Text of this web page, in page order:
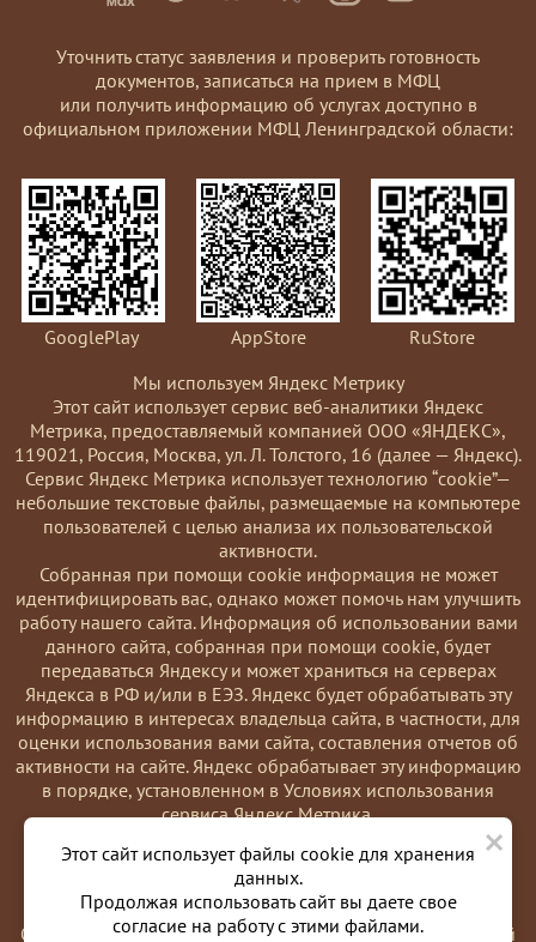
×
Этот сайт использует файлы cookie для хранения
данных.
Продолжая использовать сайт вы даете свое
согласие на работу с этими файлами.
Уточнить статус заявления и проверить готовность
документов, записаться на прием в МФЦ
или получить информацию об услугах доступно в
официальном приложении МФЦ Ленинградской области:
GooglePlay AppStore
RuStore
Мы используем Яндекс Метрику
Этот сайт использует сервис веб-аналитики Яндекс
Метрика, предоставляемый компанией ООО «ЯНДЕКС»,
119021, Россия, Москва, ул. Л. Толстого, 16 (далее — Яндекс).
Сервис Яндекс Метрика использует технологию “cookie”—
небольшие текстовые файлы, размещаемые на компьютере
пользователей с целью анализа их пользовательской
активности.
Coбранная при помощи cookie информация не может
идентифицировать вас, однако может помочь нам улучшить
работу нашего сайта. Информация об использовании вами
данного сайта, собранная при помощи cookie, будет
передаваться Яндексу и может храниться на серверах
Яндекса в РФ и/или в ЕЭЗ. Яндекс будет обрабатывать эту
информацию в интересах владельца сайта, в частности, для
оценки использования вами сайта, составления отчетов об
активности на сайте. Яндекс обрабатывает эту информацию
в порядке, установленном в Условиях использования
сервиса Яндекс Метрика.
Вы можете отказаться от использования cookies, выбрав
соответствующие настройки в браузере. Также вы можете
использовать инструмент —
https://yandex.ru/support/metrika/general/opt-out.html
Однако это может повлиять на работу некоторых функций